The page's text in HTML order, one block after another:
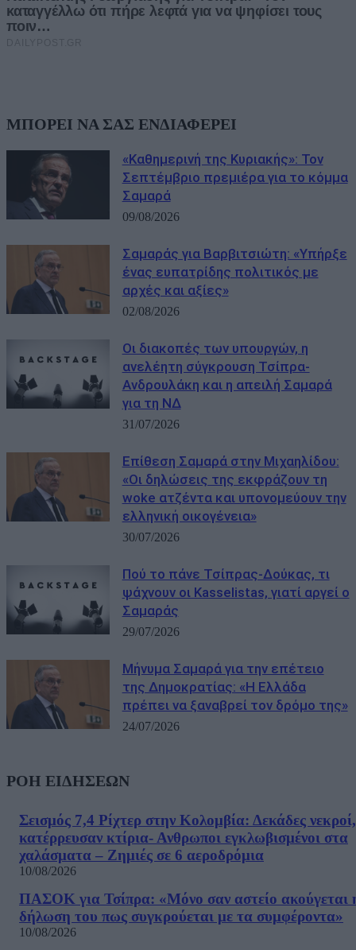
ΜΠΟΡΕΙ ΝΑ ΣΑΣ ΕΝΔΙΑΦΕΡΕΙ
«Καθημερινή της Κυριακής»: Τον
Σεπτέμβριο πρεμιέρα για το κόμμα
Σαμαρά
09/08/2026
Σαμαράς για Βαρβιτσιώτη: «Υπήρξε
ένας ευπατρίδης πολιτικός με
αρχές και αξίες»
02/08/2026
Οι διακοπές των υπουργών, η
ανελέητη σύγκρουση Τσίπρα-
Ανδρουλάκη και η απειλή Σαμαρά
για τη ΝΔ
31/07/2026
Eπίθεση Σαμαρά στην Μιχαηλίδου:
«Οι δηλώσεις της εκφράζουν τη
woke ατζέντα και υπονομεύουν την
ελληνική οικογένεια»
30/07/2026
Πού το πάνε Τσίπρας-Δούκας, τι
ψάχνουν οι Kasselistas, γιατί αργεί ο
Σαμαράς
29/07/2026
Μήνυμα Σαμαρά για την επέτειο
της Δημοκρατίας: «Η Ελλάδα
πρέπει να ξαναβρεί τον δρόμο της»
24/07/2026
ΡΟΗ ΕΙΔΗΣΕΩΝ
Σεισμός 7,4 Ρίχτερ στην Κολομβία: Δεκάδες νεκροί,
κατέρρευσαν κτίρια- Ανθρωποι εγκλωβισμένοι στα
χαλάσματα – Ζημιές σε 6 αεροδρόμια
10/08/2026
ΠΑΣΟΚ για Τσίπρα: «Μόνο σαν αστείο ακούγεται
δήλωση του πως συγκρούεται με τα συμφέροντα»
10/08/2026